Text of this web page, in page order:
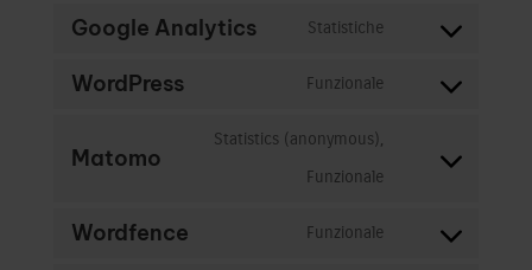
google-
Google Analytics
Statistiche
google-
WordPress
Funzionale
Matomo
Statistics (anonymous),
Funzionale
Wordfence
Funzionale